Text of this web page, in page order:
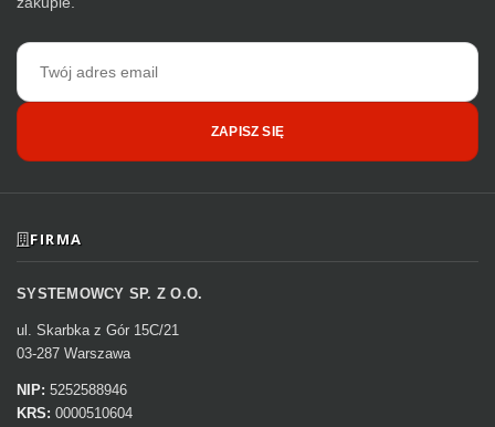
Adres
email
ZAPISZ SIĘ
FIRMA
SYSTEMOWCY SP. Z O.O.
ul. Skarbka z Gór 15C/21
03-287 Warszawa
NIP: 5252588946
KRS: 0000510604